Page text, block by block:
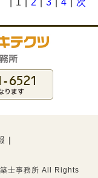
| 1 | 2 3 4
次
|
士事務所 All Rights